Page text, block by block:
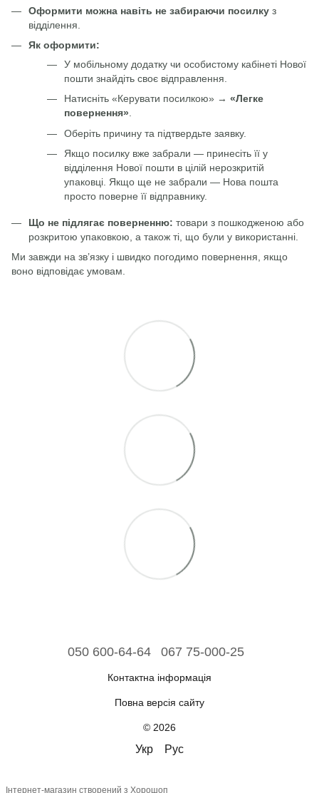
Оформити можна навіть не забираючи посилку з
відділення.
Як оформити:
У мобільному додатку чи особистому кабінеті Нової
пошти знайдіть своє відправлення.
Натисніть «Керувати посилкою» → «Легке
повернення».
Оберіть причину та підтвердьте заявку.
Якщо посилку вже забрали — принесіть її у
відділення Нової пошти в цілій нерозкритій
упаковці. Якщо ще не забрали — Нова пошта
просто поверне її відправнику.
Що не підлягає поверненню: товари з пошкодженою або
розкритою упаковкою, а також ті, що були у використанні.
Ми завжди на зв’язку і швидко погодимо повернення, якщо
воно відповідає умовам.
050 600-64-64 067 75-000-25
Контактна інформація
Повна версія сайту
© 2026
Укр Рус
Інтернет-магазин створений з Хорошоп